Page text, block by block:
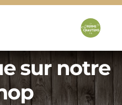
sur notre